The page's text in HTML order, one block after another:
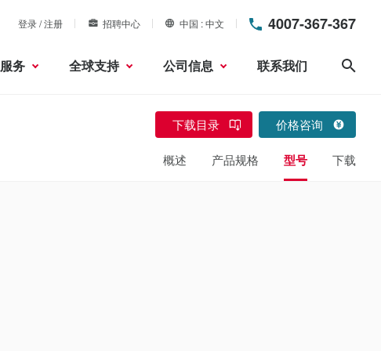
登录 / 注册 招聘中心 中国 中文 4007-367-367
服务 全球支持 公司信息 联系我们
下载目录 价格咨询
概述 产品规格 型号 下载